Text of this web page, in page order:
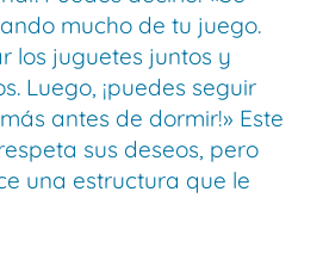
mucho de tu juego.
los juguetes juntos y
Luego, ¡puedes seguir
antes de dormir!» Este
sus deseos, pero
una estructura que le